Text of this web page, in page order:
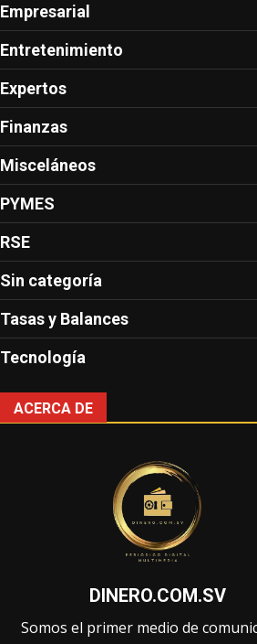
Empresarial
Entretenimiento
Expertos
Finanzas
Misceláneos
PYMES
RSE
Sin categoría
Tasas y Balances
Tecnología
ACERCA DE
DINERO.COM.SV
Somos el primer medio de